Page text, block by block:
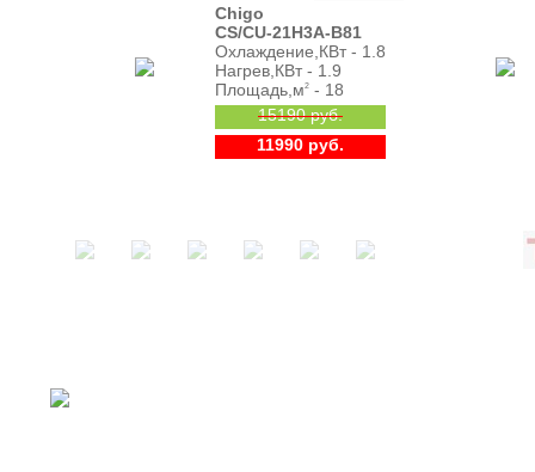
Chigo
CS/CU-21H3A-B81
Охлаждение,КВт - 1.8
Нагрев,КВт - 1.9
Площадь,м2 - 18
15190 руб.
11990 руб.